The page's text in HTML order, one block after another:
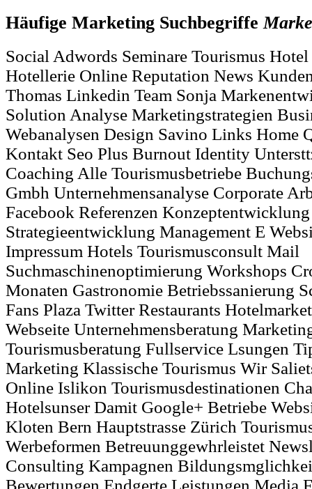
Häufige Marketing Suchbegriffe
Social Adwords Seminare Tourismus
Hotellerie Online Reputation News
Thomas Linkedin Team Sonja
Solution Analyse Marketingstrategien
Webanalysen Design Savino Links Home
Kontakt Seo Plus Burnout Identity
Coaching Alle Tourismusbetriebe
Gmbh Unternehmensanalyse Corporate
Facebook Referenzen
Strategieentwicklung Management E
Impressum Hotels Tourismusconsult Mail
Suchmaschinenoptimierung Workshops
Monaten Gastronomie Betriebssanierung
Fans Plaza Twitter Restaurants
Webseite Unternehmensberatung
Tourismusberatung Fullservice Lsungen
Marketing Klassische Tourismus Wir
Online Islikon Tourismusdestinationen
Hotelsunser Damit Google+ Betriebe
Kloten Bern Hauptstrasse Zürich
Werbeformen Betreuunggewhrleistet
Consulting Kampagnen
Bewertungen Endgerte Leistungen Media